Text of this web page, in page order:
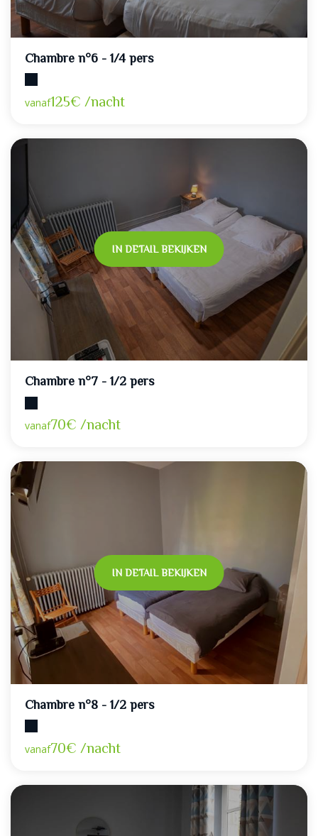
Chambre n°6 - 1/4 pers
vanaf125€ /nacht
IN DETAIL BEKIJKEN
Chambre n°7 - 1/2 pers
vanaf70€ /nacht
IN DETAIL BEKIJKEN
Chambre n°8 - 1/2 pers
vanaf70€ /nacht